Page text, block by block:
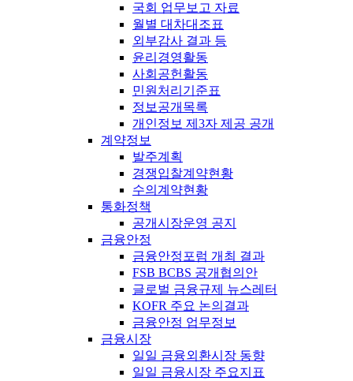
국회 업무보고 자료
월별 대차대조표
외부감사 결과 등
윤리경영활동
사회공헌활동
민원처리기준표
정보공개목록
개인정보 제3자 제공 공개
계약정보
발주계획
경쟁입찰계약현황
수의계약현황
통화정책
공개시장운영 공지
금융안정
금융안정포럼 개최 결과
FSB BCBS 공개협의안
글로벌 금융규제 뉴스레터
KOFR 주요 논의결과
금융안정 업무정보
금융시장
일일 금융외환시장 동향
일일 금융시장 주요지표